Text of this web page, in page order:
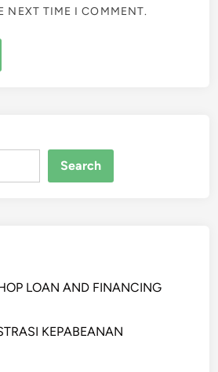
NEXT TIME I COMMENT.
Search
LOAN AND FINANCING
KEPABEANAN